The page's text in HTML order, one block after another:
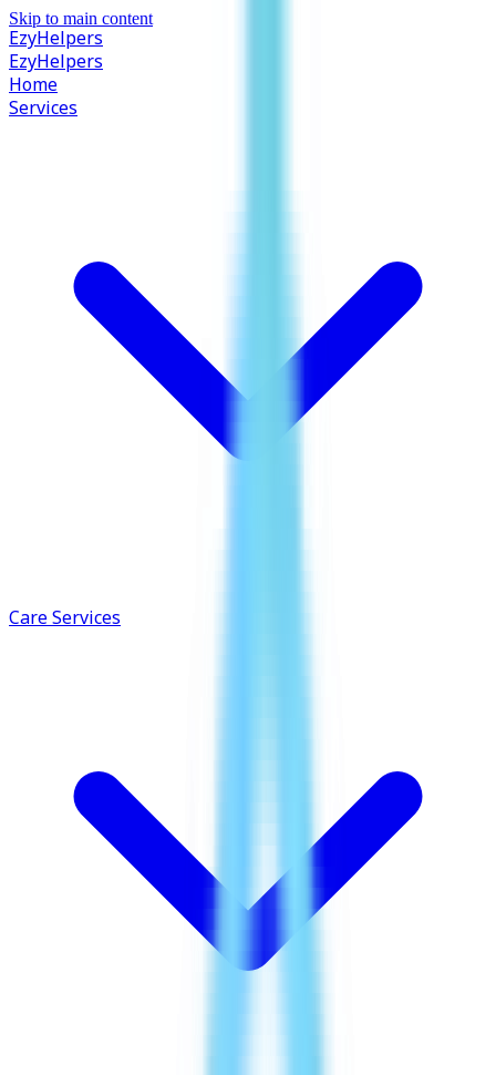
Skip to main content
EzyHelpers
EzyHelpers
Home
Services
Care Services